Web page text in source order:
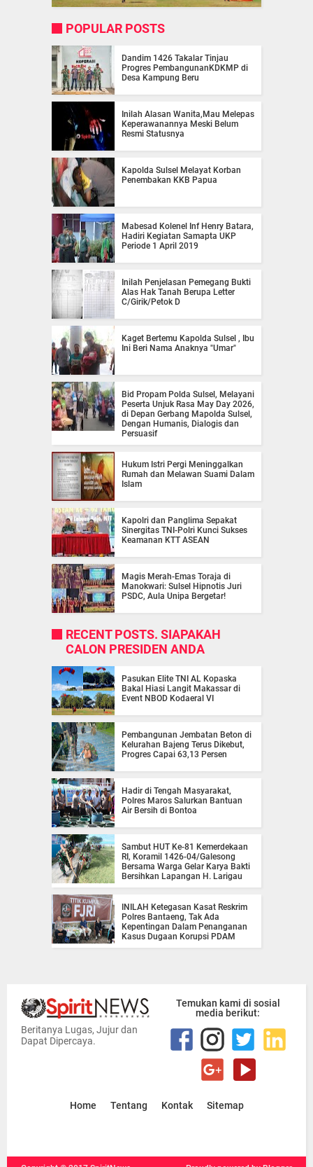
POPULAR POSTS
Dandim 1426 Takalar Tinjau
Progres PembangunanKDKMP di
Desa Kampung Beru
Inilah Alasan Wanita,Mau Melepas
Keperawanannya Meski Belum
Resmi Statusnya
Kapolda Sulsel Melayat Korban
Penembakan KKB Papua
Mabesad Kolenel Inf Henry Batara,
Hadiri Kegiatan Samapta UKP
Periode 1 April 2019
Inilah Penjelasan Pemegang Bukti
Alas Hak Tanah Berupa Letter
C/Girik/Petok D
Kaget Bertemu Kapolda Sulsel , Ibu
Ini Beri Nama Anaknya "Umar"
Bid Propam Polda Sulsel, Melayani
Peserta Unjuk Rasa May Day 2026,
di Depan Gerbang Mapolda Sulsel,
Dengan Humanis, Dialogis dan
Persuasif
Hukum Istri Pergi Meninggalkan
Rumah dan Melawan Suami Dalam
Islam
Kapolri dan Panglima Sepakat
Sinergitas TNI-Polri Kunci Sukses
Keamanan KTT ASEAN
Magis Merah-Emas Toraja di
Manokwari: Sulsel Hipnotis Juri
PSDC, Aula Unipa Bergetar!
RECENT POSTS. SIAPAKAH
CALON PRESIDEN ANDA
Pasukan Elite TNI AL Kopaska
Bakal Hiasi Langit Makassar di
Event NBOD Kodaeral VI
Pembangunan Jembatan Beton di
Kelurahan Bajeng Terus Dikebut,
Progres Capai 63,13 Persen
Hadir di Tengah Masyarakat,
Polres Maros Salurkan Bantuan
Air Bersih di Bontoa
Sambut HUT Ke-81 Kemerdekaan
RI, Koramil 1426-04/Galesong
Bersama Warga Gelar Karya Bakti
Bersihkan Lapangan H. Larigau
INILAH Ketegasan Kasat Reskrim
Polres Bantaeng, Tak Ada
Kepentingan Dalam Penanganan
Kasus Dugaan Korupsi PDAM
Beritanya Lugas, Jujur dan
Dapat Dipercaya.
Temukan kami di sosial
media berikut:
Home Tentang Kontak Sitemap